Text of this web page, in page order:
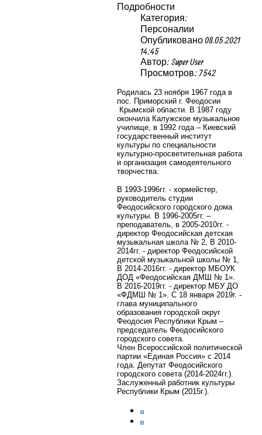
Подробности
Категория:
Персоналии
Опубликовано 08.05.2021
14:45
Автор: Super User
Просмотров: 7542
Родилась 23 ноября 1967 года в
пос. Приморский г. Феодосии
Крымской области. В 1987 году
окончила Калужское музыкальное
училище, в 1992 года – Киевский
государственный институт
культуры по специальности
культурно-просветительная работа
и организация самодеятельного
творчества.
В 1993-1996гг. - хормейстер,
руководитель студии
Феодосийского городского дома
культуры. В 1996-2005гг. –
преподаватель, в 2005-2010гг. -
директор Феодосийская детская
музыкальная школа № 2, В 2010-
2014гг. - директор Феодосийской
детской музыкальной школы № 1,
В 2014-2016гг. - директор МБОУК
ДОД «Феодосийская ДМШ № 1».
В 2016-2019гг. - директор МБУ ДО
«ФДМШ № 1». С 18 января 2019г. -
глава муниципального
образования городской округ
Феодосия Республики Крым –
председатель Феодосийского
городского совета.
Член Всероссийской политической
партии «Единая Россия» с 2014
года. Депутат Феодосийского
городского совета (2014-2024гг.).
Заслуженный работник культуры
Республики Крым (2015г.).